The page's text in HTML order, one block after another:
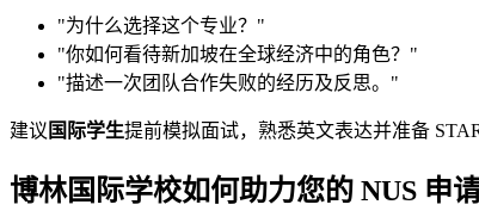
"为什么选择这个专业？"
"你如何看待新加坡在全球经济中的角色？"
"描述一次团队合作失败的经历及反思。"
建议 国际学生提前模拟面试，熟悉英文表达并准备
博林国际学校如何助力您的 NUS 申请